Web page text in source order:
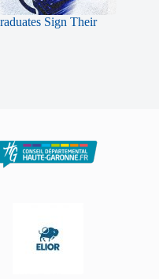
Sign Their